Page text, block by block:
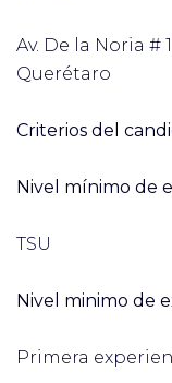
Av. De la Noria #
Querétaro
Criterios del
Nivel mínimo de
TSU
Nivel minimo de
Primera